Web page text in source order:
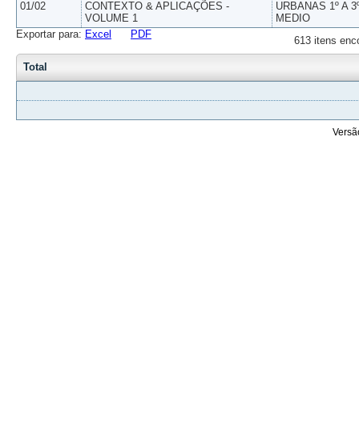
01/02
CONTEXTO & APLICAÇÕES -
VOLUME 1
URBANAS 1º A
MEDIO
613 itens
Exportar para: Excel PDF
Total